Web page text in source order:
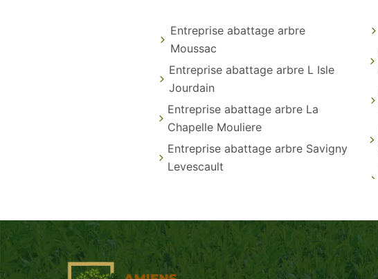
Entreprise abattage arbre
Moussac
Entreprise abattage arbre L Isle
Jourdain
Entreprise abattage arbre La
Chapelle Mouliere
Entreprise abattage arbre Savigny
Levescault